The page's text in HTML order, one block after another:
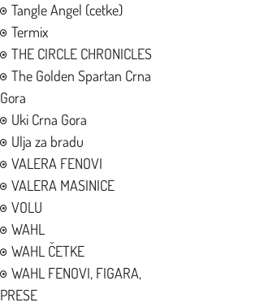
Tangle Angel (cetke)
Termix
THE CIRCLE CHRONICLES
The Golden Spartan Crna
Gora
Uki Crna Gora
Ulja za bradu
VALERA FENOVI
VALERA MASINICE
VOLU
WAHL
WAHL ČETKE
WAHL FENOVI, FIGARA,
PRESE